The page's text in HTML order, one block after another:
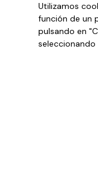
Utilizamos
función de un
pulsando en
seleccionando